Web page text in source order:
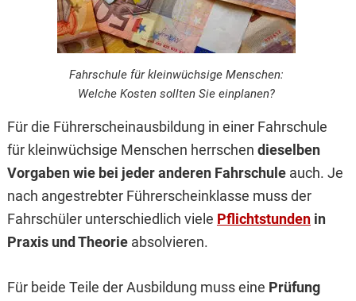
Fahrschule für kleinwüchsige Menschen:
Welche Kosten sollten Sie einplanen?
Für die Führerscheinausbildung in einer Fahrschule
für kleinwüchsige Menschen herrschen dieselben
Vorgabenwie bei jeder anderen Fahrschuleauch. Je
nach angestrebter Führerscheinklasse muss der
Fahrschüler unterschiedlich viele Pflichtstundenin
Praxis und Theorieabsolvieren.
Für beide Teile der Ausbildung muss eine Prüfung